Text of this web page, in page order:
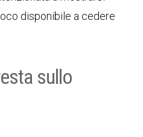
disponibile a cedere
sullo